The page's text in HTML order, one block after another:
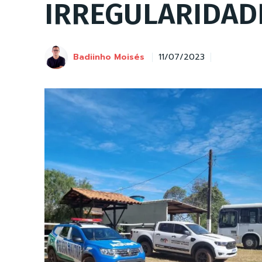
Badiinho Moisés 11/07/2023